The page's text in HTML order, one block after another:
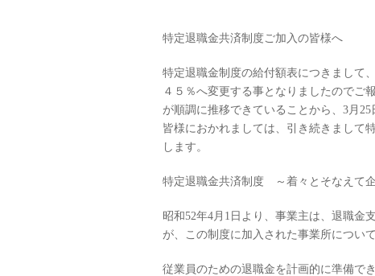
特定退職金共済制度ご加入の皆様へ
特定退職金制度の給付額表につきまして
４５％へ変更する事となりましたのでご
が順調に推移できていることから、3月
皆様におかれましては、引き続きまして
します。
特定退職金共済制度 ～着々とそなえて
昭和52年4月1日より、事業主は、退職金
が、この制度に加入された事業所につい
従業員のための退職金を計画的に準備でき